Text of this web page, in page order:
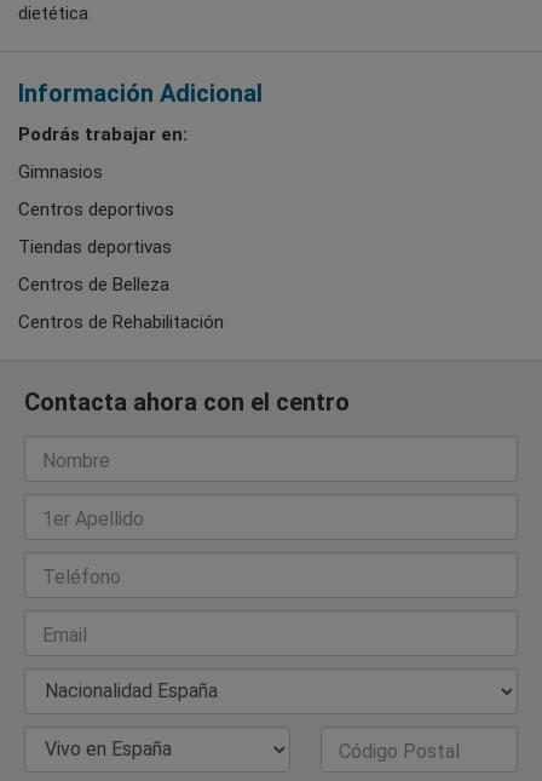
dietética
Información Adicional
Podrás trabajar en:
Gimnasios
Centros deportivos
Tiendas deportivas
Centros de Belleza
Centros de Rehabilitación
Contacta ahora con el centro
Nombre
1er Apellido
Teléfono
Email
Nacionalidad
País de Residencia
Código Postal